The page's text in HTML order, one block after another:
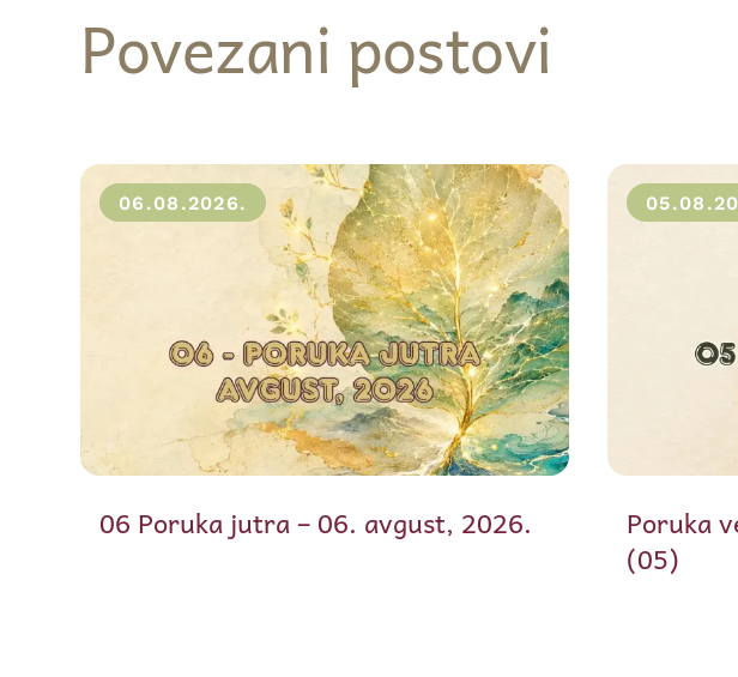
Povezani postovi
06.08.2026.
06 Poruka jutra – 06. avgust, 2026.
Poruka
(05)